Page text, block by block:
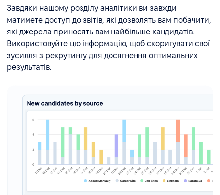
Завдяки нашому розділу аналітики ви завжди
матимете доступ до звітів, які дозволять вам побачити,
які джерела приносять вам найбільше кандидатів.
Використовуйте цю інформацію, щоб скоригувати свої
зусилля з рекрутингу для досягнення оптимальних
результатів.